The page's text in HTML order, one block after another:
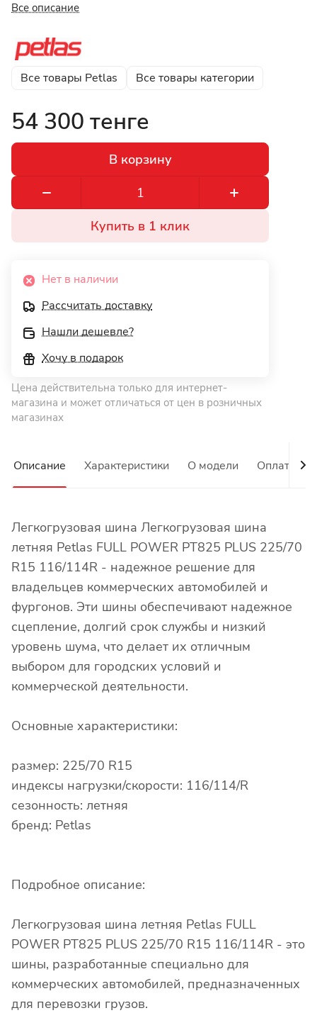
Все описание
Все товары Petlas Все товары категории
54 300 тенге
В корзину
Купить в 1 клик
Нет в наличии
Рассчитать доставку
Нашли дешевле?
Хочу в подарок
Цена действительна только для интернет-
магазина и может отличаться от цен в розничных
магазинах
Описание Характеристики О модели Оплата
Легкогрузовая шина Легкогрузовая шина
летняя Petlas FULL POWER PT825 PLUS 225/70
R15 116/114R - надежное решение для
владельцев коммерческих автомобилей и
фургонов. Эти шины обеспечивают надежное
сцепление, долгий срок службы и низкий
уровень шума, что делает их отличным
выбором для городских условий и
коммерческой деятельности.
Основные характеристики:
размер: 225/70 R15
индексы нагрузки/скорости: 116/114/R
сезонность: летняя
бренд: Petlas
Подробное описание:
Легкогрузовая шина летняя Petlas FULL
POWER PT825 PLUS 225/70 R15 116/114R - это
шины, разработанные специально для
коммерческих автомобилей, предназначенных
для перевозки грузов.